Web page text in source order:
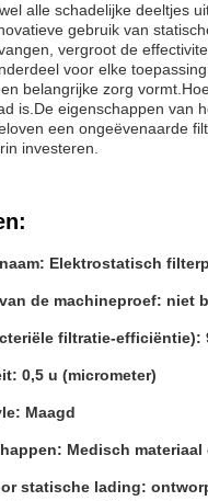
alle schadelijke deeltjes
gebruik van
vergroot de
voor elke
belangrijke zorg
is.De eigenschappen van
een ongeëvenaarde
investeren.
Elektrostatisch
de machineproef: niet
filtratie-efficiëntie):
0,5 u (micrometer)
Maagd
Medisch materiaal
statische lading: